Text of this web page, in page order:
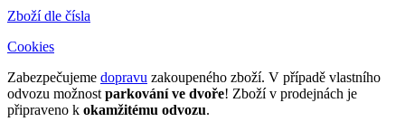
Zboží dle čísla
Cookies
Zabezpečujeme dopravu zakoupeného zboží. V případě vlastního
odvozu možnost parkování ve dvoře! Zboží v prodejnách je
připraveno k okamžitému odvozu.